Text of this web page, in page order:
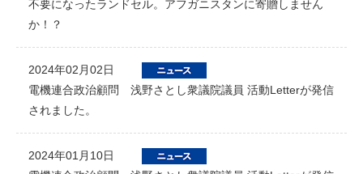
不要になったランドセル。アフガニスタンに寄贈しません
か！？
2024年02月02日
電機連合政治顧問 浅野さとし衆議院議員 活動Letterが発信
されました。
2024年01月10日